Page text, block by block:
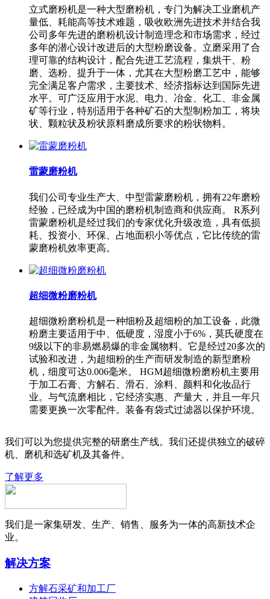
立式磨粉机是一种大型磨粉机，专门为解决工业磨机产
量低、耗能高等技术难题，吸收欧洲先进技术并结合我
公司多年先进的磨粉机设计制造理念和市场需求，经过
多年的潜心设计改进后的大型粉磨设备。立磨采用了合
理可靠的结构设计，配合先进工艺流程，集烘干、粉
磨、选粉、提升于一体，尤其在大型粉磨工艺中，能够
完全满足客户需求，主要技术、经济指标达到国际先进
水平。可广泛应用于水泥、电力、冶金、化工、非金属
矿等行业，特别适用于各种矿石的大型制粉加工，将块
状、颗粒状及粉状原料磨成所要求的粉状物料。
雷蒙磨粉机
我们公司专业生产大、中型雷蒙磨粉机，拥有22年磨粉
经验，已经成为中国的磨粉机制造商和供应商。 R系列
雷蒙磨粉机是经过我们的专家优化升级改造，具有低损
耗、投资小、环保、占地面积小等优点，它比传统的雷
蒙磨粉机效率更高。
超细微粉磨粉机
超细微粉磨粉机是一种细粉及超细粉的加工设备，此微
粉磨主要适用于中、低硬度，湿度小于6%，莫氏硬度在
9级以下的非易燃易爆的非金属物料。它是经过20多次的
试验和改进，为超细粉的生产而研发制造的新型磨粉
机，细度可达0.006毫米。 HGM超细微粉磨粉机主要用
于加工石膏、方解石、滑石、涂料、颜料和化妆品行
业。与气流磨相比，它经济实惠、产量大，并且一年只
需要更换一次零配件。装备有袋式过滤器以保护环境。
我们可以为您提供完整的研磨生产线。我们还提供独立的破碎
机、磨机和选矿机及其备件。
了解更多
我们是一家集研发、生产、销售、服务为一体的高新技术企
业。
解决方案
方解石采矿和加工厂